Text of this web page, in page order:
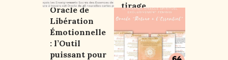
tirage
libérateur
Oracle de
Libération
Émotionnelle
: l’Outil
puissant pour